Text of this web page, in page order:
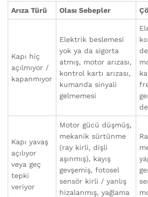
Arıza Türü Olası Sebepler
Kapı hiç
açılmıyor /
kapanmıyor
Elektrik beslemesi
yok ya da sigorta
atmış, motor arızası,
kontrol kartı arızası,
kumanda sinyali
gelmemesi
Kapı yavaş
açılıyor
veya geç
tepki
veriyor
Motor gücü düşmüş,
mekanik sürtünme
(ray kirli, dişli
aşınmış), kayış
gevşemiş, fotosel
sensör kirli / yanlış
hizalanmış, yağlama